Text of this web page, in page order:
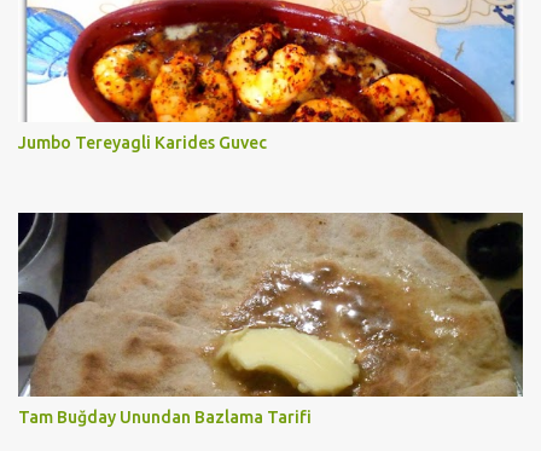
Jumbo Tereyagli Karides Guvec
Tam Buğday Unundan Bazlama Tarifi